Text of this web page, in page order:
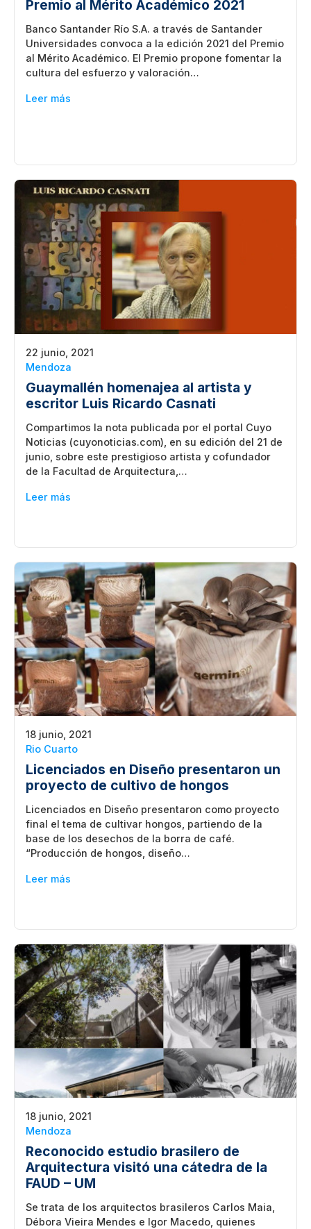
Premio al Mérito Académico 2021
Banco Santander Río S.A. a través de Santander
Universidades convoca a la edición 2021 del Premio
al Mérito Académico. El Premio propone fomentar la
cultura del esfuerzo y valoración…
Leer más
22 junio, 2021
Mendoza
Guaymallén homenajea al artista y
escritor Luis Ricardo Casnati
Compartimos la nota publicada por el portal Cuyo
Noticias (cuyonoticias.com), en su edición del 21 de
junio, sobre este prestigioso artista y cofundador
de la Facultad de Arquitectura,…
Leer más
18 junio, 2021
Rio Cuarto
Licenciados en Diseño presentaron un
proyecto de cultivo de hongos
Licenciados en Diseño presentaron como proyecto
final el tema de cultivar hongos, partiendo de la
base de los desechos de la borra de café.
“Producción de hongos, diseño…
Leer más
18 junio, 2021
Mendoza
Reconocido estudio brasilero de
Arquitectura visitó una cátedra de la
FAUD – UM
Se trata de los arquitectos brasileros Carlos Maia,
Débora Vieira Mendes e Igor Macedo, quienes